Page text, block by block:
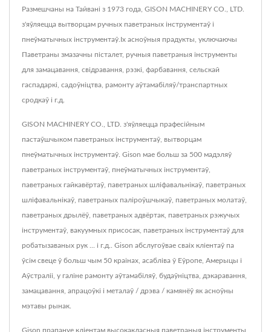
Размешчаны на Тайвані з 1973 года, GISON MACHINERY CO., LTD.
з'яўляецца вытворцам ручных паветраных інструментаў і
пнеўматычных інструментаў.Іх асноўныя прадукты, уключаючы
Паветраны змазачны пісталет, ручныя паветраныя інструменты
для замацавання, свідравання, рэзкі, фарбавання, сельскай
гаспадаркі, садоўніцтва, рамонту аўтамабіляў/транспартных
сродкаў і г.д.
GISON MACHINERY CO., LTD. з'яўляецца прафесійным
пастаўшчыком паветраных інструментаў, вытворцам
пнеўматычных інструментаў. Gison мае больш за 500 мадэляў
паветраных інструментаў, пнеўматычных інструментаў,
паветраных гайкавёртаў, паветраных шліфавальнікаў, паветраных
шліфавальнікаў, паветраных паліроўшчыкаў, паветраных молатаў,
паветраных дрылёў, паветраных адвёртак, паветраных рэжучых
інструментаў, вакуумных присосак, паветраных інструментаў для
робатызаваных рук ... і г.д.. Gison абслугоўвае сваіх кліентаў па
ўсім свеце ў больш чым 50 краінах, асабліва ў Еўропе, Амерыцы і
Аўстраліі, у галіне рамонту аўтамабіляў, будаўніцтва, дэкаравання,
замацавання, апрацоўкі і металаў / дрэва / камянёў як асноўны
мэтавы рынак.
Gison прапануе кліентам высокакласныя паветраныя інструменты